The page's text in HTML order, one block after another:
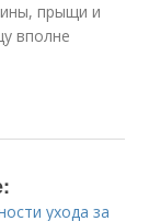
прыщи и
вполне
ухода за